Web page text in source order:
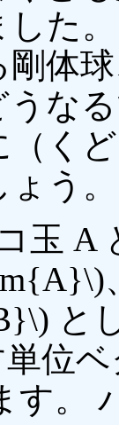
た
体
うな
く
う。
玉 A
と
位
す。